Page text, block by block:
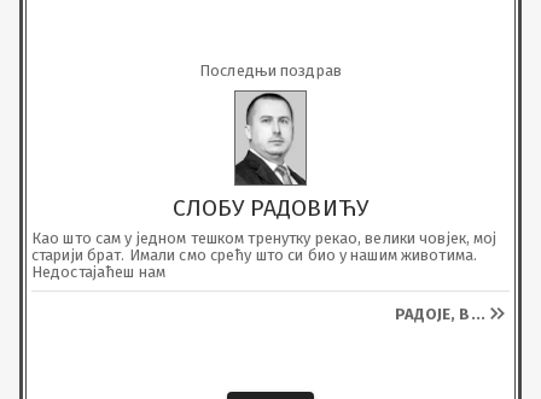
Последњи поздрав
СЛОБУ РАДОВИЋУ
Као што сам у једном тешком тренутку рекао, велики човјек, мој
старији брат. Имали смо срећу што си био у нашим животима.
Недостајаћеш нам
РАДОЈЕ, В ...